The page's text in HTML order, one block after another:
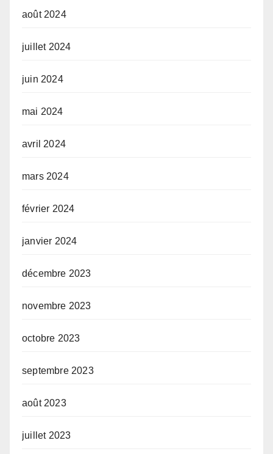
août 2024
juillet 2024
juin 2024
mai 2024
avril 2024
mars 2024
février 2024
janvier 2024
décembre 2023
novembre 2023
octobre 2023
septembre 2023
août 2023
juillet 2023